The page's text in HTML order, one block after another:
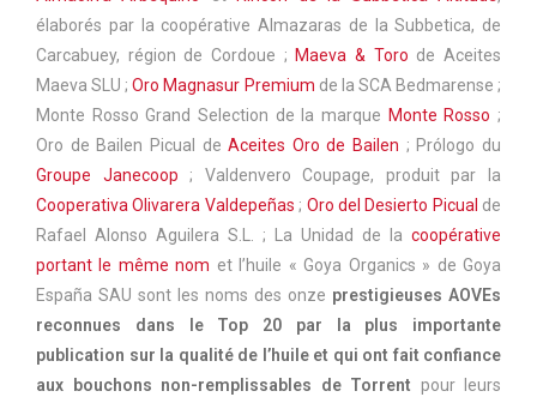
élaborés par la coopérative Almazaras de la Subbetica, de
Carcabuey, région de Cordoue ; Maeva & Toro de Aceites
Maeva SLU ;Oro Magnasur Premium de la SCA Bedmarense ;
Monte Rosso Grand Selection de la marque Monte Rosso ;
Oro de Bailen Picual deAceites Oro de Bailen ; Prólogo du
Groupe Janecoop ; Valdenvero Coupage, produit par la
Cooperativa Olivarera Valdepeñas ; Oro del Desierto Picual de
Rafael Alonso Aguilera S.L. ; La Unidad de la coopérative
portant le même nom et l’huile « Goya Organics » de Goya
España SAU sont les noms des onze prestigieuses AOVEs
reconnues dans le Top 20 par la plus importante
publication sur la qualité de l’huile et qui ont fait confiance
aux bouchons non-remplissables de Torrent pour leurs